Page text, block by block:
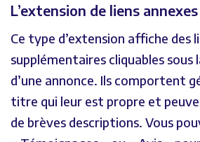
L’extension de liens annexes
Ce type d’extension affiche des
supplémentaires cliquables sous
d’une annonce. Ils comportent
titre qui leur est propre et
de brèves descriptions. Vous